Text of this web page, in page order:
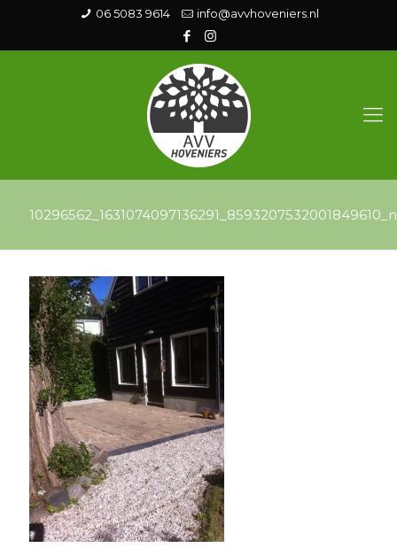
06 5083 9614 info@avvhoveniers.nl
10296562_1631074097136291_8593207532001849610_n